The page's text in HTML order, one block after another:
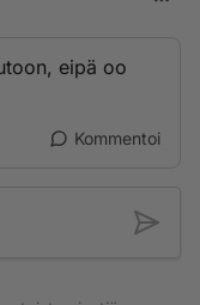
eipä oo
Kommentoi